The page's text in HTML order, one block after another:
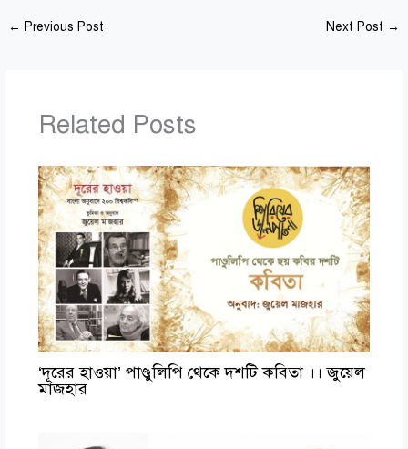
← Previous Post Next Post →
Related Posts
‘দূরের হাওয়া’ পাণ্ডুলিপি থেকে দশটি কবিতা ।। জুয়েল
মাজহার